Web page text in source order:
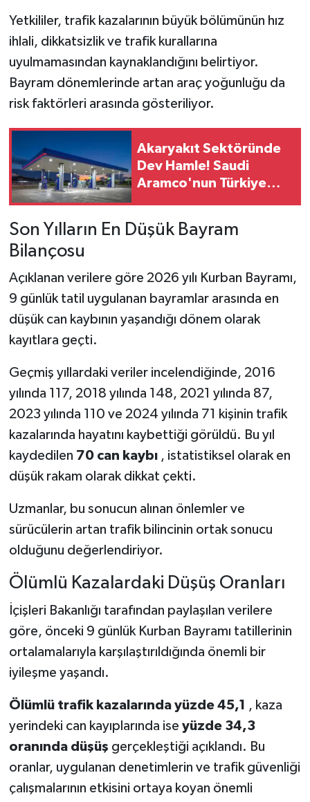
Yetkililer, trafik kazalarının büyük bölümünün hız
ihlali, dikkatsizlik ve trafik kurallarına
uyulmamasından kaynaklandığını belirtiyor.
Bayram dönemlerinde artan araç yoğunluğu da
risk faktörleri arasında gösteriliyor.
Akaryakıt Sektöründe
Dev Hamle! Saudi
Aramco'nun Türkiye
Son Yılların En Düşük Bayram
Bilançosu
Açıklanan verilere göre 2026 yılı Kurban Bayramı,
9 günlük tatil uygulanan bayramlar arasında en
düşük can kaybının yaşandığı dönem olarak
kayıtlara geçti.
Geçmiş yıllardaki veriler incelendiğinde, 2016
yılında 117, 2018 yılında 148, 2021 yılında 87,
2023 yılında 110 ve 2024 yılında 71 kişinin trafik
kazalarında hayatını kaybettiği görüldü. Bu yıl
kaydedilen 70 can kaybı, istatistiksel olarak en
düşük rakam olarak dikkat çekti.
Uzmanlar, bu sonucun alınan önlemler ve
sürücülerin artan trafik bilincinin ortak sonucu
olduğunu değerlendiriyor.
Ölümlü Kazalardaki Düşüş Oranları
İçişleri Bakanlığı tarafından paylaşılan verilere
göre, önceki 9 günlük Kurban Bayramı tatillerinin
ortalamalarıyla karşılaştırıldığında önemli bir
iyileşme yaşandı.
Ölümlü trafik kazalarında yüzde 45,1 , kaza
yerindeki can kayıplarında ise yüzde 34,3
oranında düşüş gerçekleştiği açıklandı. Bu
oranlar, uygulanan denetimlerin ve trafik güvenliği
çalışmalarının etkisini ortaya koyan önemli